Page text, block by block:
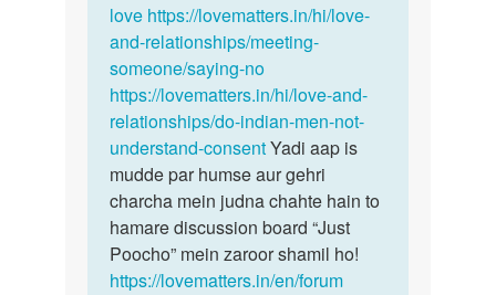
love https://lovematters.in/hi/love-
and-relationships/meeting-
someone/saying-no
https://lovematters.in/hi/love-and-
relationships/do-indian-men-not-
understand-consentYadi aap is
mudde par humse aur gehri
charcha mein judna chahte hain to
hamare discussion board “Just
Poocho” mein zaroor shamil ho!
https://lovematters.in/en/forum